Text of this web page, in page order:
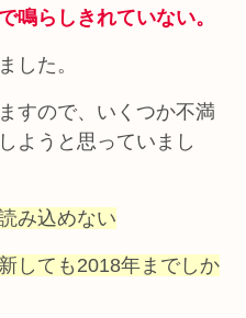
鳴らしきれていない。
した。
すので、いくつか不満
ようと思っていまし
み込めない
しても2018年までしか